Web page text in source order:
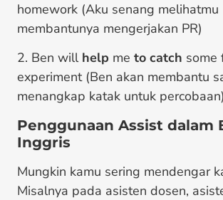
homework (Aku senang melihatmu
membantunya mengerjakan PR)
2. Ben will help me to catch some
experiment (Ben akan membantu
menangkap katak untuk percobaan)
Penggunaan Assist dalam
Inggris
Mungkin kamu sering mendengar
Misalnya pada asisten dosen,